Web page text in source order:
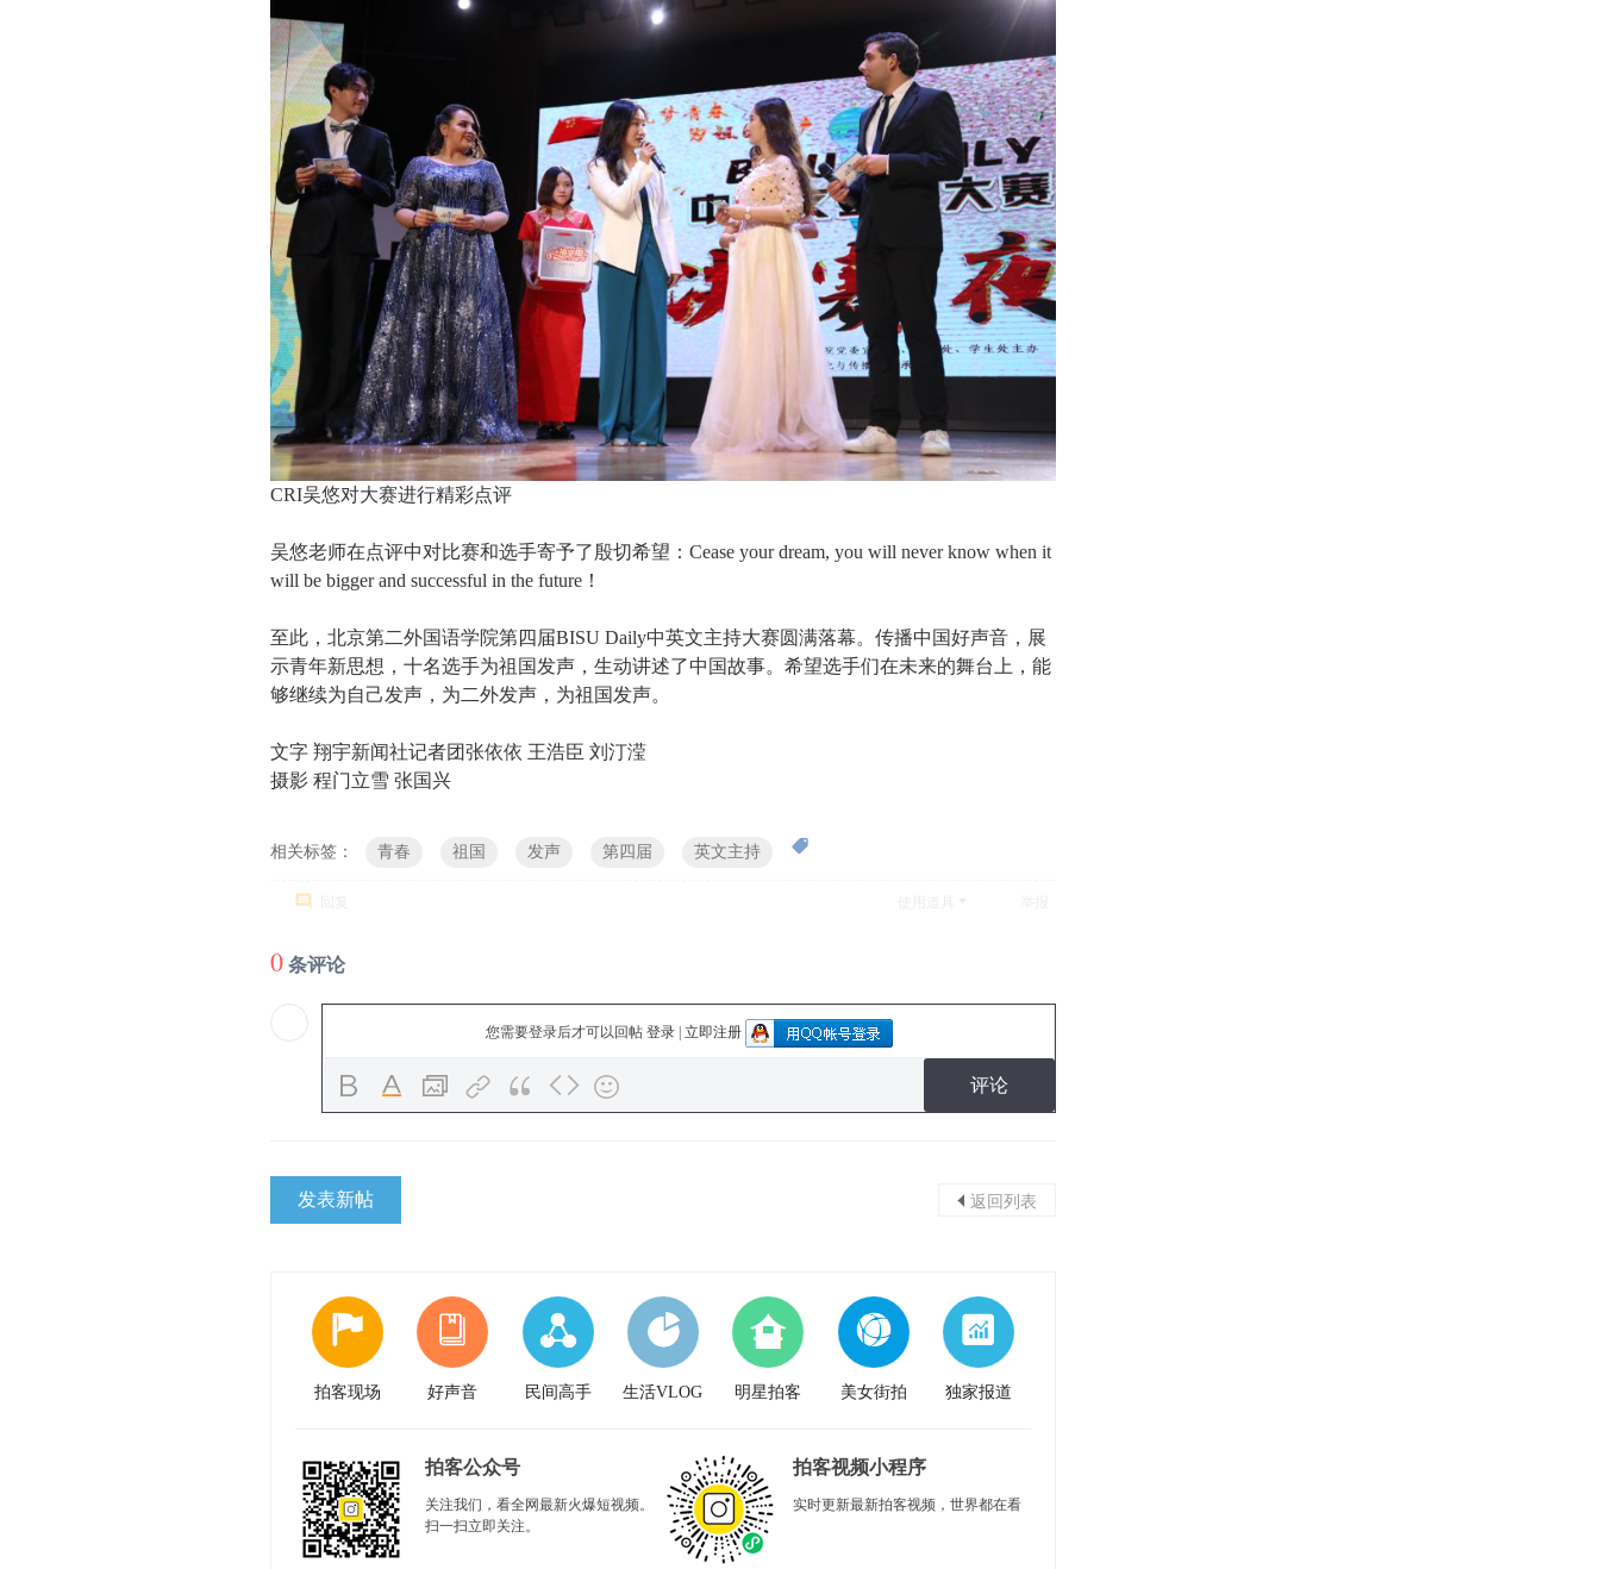
CRI吴悠对大赛进行精彩点评
吴悠老师在点评中对比赛和选手寄予了殷切希望：Cease your dream, you will never know when it
will be bigger and successful in the future！
至此，北京第二外国语学院第四届BISU Daily中英文主持大赛圆满落幕。传播中国好声音，展
示青年新思想，十名选手为祖国发声，生动讲述了中国故事。希望选手们在未来的舞台上，能
够继续为自己发声，为二外发声，为祖国发声。
文字 翔宇新闻社记者团张依依 王浩臣 刘汀滢
摄影 程门立雪 张国兴
相关标签： 青春 祖国 发声 第四届 英文主持
0 条评论
您需要登录后才可以回帖 登录| 立即注册
评论
发表新帖 返回列表
拍客现场 好声音 民间高手 生活VLOG 明星拍客 美女街拍 独家报道
拍客公众号
关注我们，看全网最新火爆短视频。
扫一扫立即关注。
拍客视频小程序
实时更新最新拍客视频，世界都在看